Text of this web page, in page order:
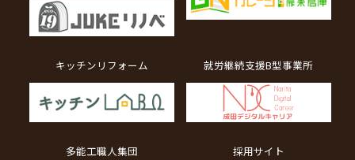
キッチンリフォーム 就労継続支援B型事業所
多能工職人集団 採用サイト